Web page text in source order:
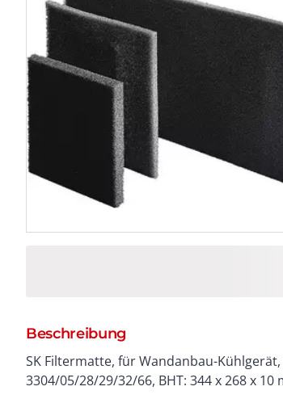
Beschreibung
SK Filtermatte, für Wandanbau-Kühlgerät,
3304/05/28/29/32/66, BHT: 344 x 268 x 10